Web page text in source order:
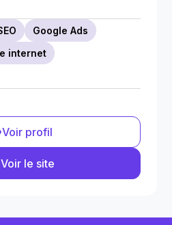
Google Ads
internet
Voir profil
Voir le site